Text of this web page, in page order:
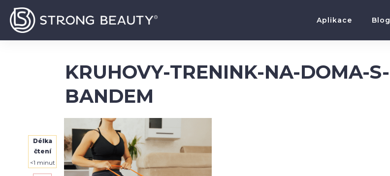
Aplikace Blog
KRUHOVY-TRENINK-NA-DOMA-S-
BANDEM
Délka
čtení
<1 minut